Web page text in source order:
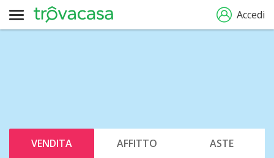
Accedi
VENDITA AFFITTO ASTE